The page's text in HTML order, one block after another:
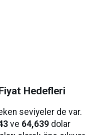
Hedefleri
seviyeler de var.
ve 64,639 dolar